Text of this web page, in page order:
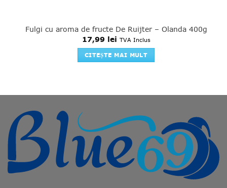
Fulgi cu aroma de fructe De Ruijter – Olanda 400g
17,99 lei TVA Inclus
CITEȘTE MAI MULT